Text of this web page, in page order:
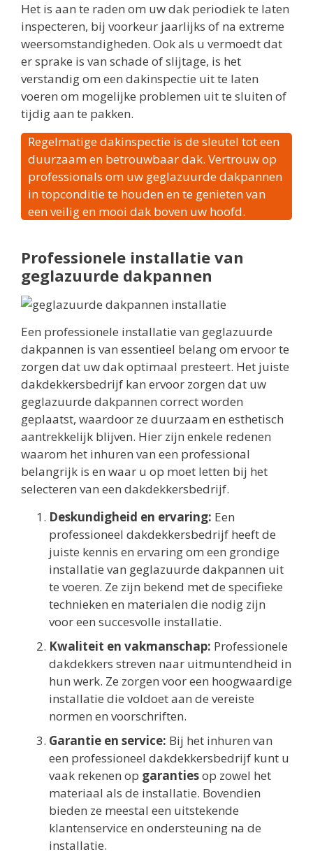
Het is aan te raden om uw dak periodiek te laten
inspecteren, bij voorkeur jaarlijks of na extreme
weersomstandigheden. Ook als u vermoedt dat
er sprake is van schade of slijtage, is het
verstandig om een dakinspectie uit te laten
voeren om mogelijke problemen uit te sluiten of
tijdig aan te pakken.
Regelmatige dakinspectie is de sleutel tot een
duurzaam en betrouwbaar dak. Vertrouw op
professionals om uw geglazuurde dakpannen
in topconditie te houden en te genieten van
een veilig en mooi dak boven uw hoofd.
Professionele installatie van
geglazuurde dakpannen
Een professionele installatie van geglazuurde
dakpannen is van essentieel belang om ervoor te
zorgen dat uw dak optimaal presteert. Het juiste
dakdekkersbedrijf kan ervoor zorgen dat uw
geglazuurde dakpannen correct worden
geplaatst, waardoor ze duurzaam en esthetisch
aantrekkelijk blijven. Hier zijn enkele redenen
waarom het inhuren van een professional
belangrijk is en waar u op moet letten bij het
selecteren van een dakdekkersbedrijf.
Deskundigheid en ervaring: Een
professioneel dakdekkersbedrijf heeft de
juiste kennis en ervaring om een grondige
installatie van geglazuurde dakpannen uit
te voeren. Ze zijn bekend met de specifieke
technieken en materialen die nodig zijn
voor een succesvolle installatie.
Kwaliteit en vakmanschap: Professionele
dakdekkers streven naar uitmuntendheid in
hun werk. Ze zorgen voor een hoogwaardige
installatie die voldoet aan de vereiste
normen en voorschriften.
Garantie en service: Bij het inhuren van
een professioneel dakdekkersbedrijf kunt u
vaak rekenen op garantiesop zowel het
materiaal als de installatie. Bovendien
bieden ze meestal een uitstekende
klantenservice en ondersteuning na de
installatie.